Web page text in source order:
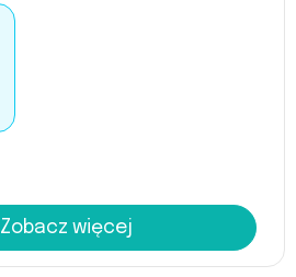
Zobacz więcej